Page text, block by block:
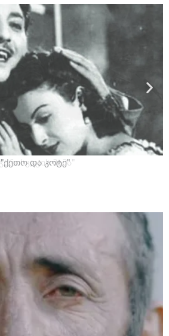
"ქეთო და კოტე"